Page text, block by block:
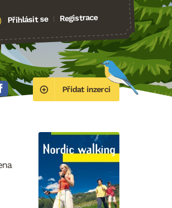
Přihlásit se | Registrace
Přidat inzerci